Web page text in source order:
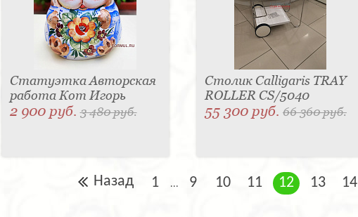
Статуэтка Авторская
работа Кот Игорь
2 900 руб.3 480 руб.
Столик Calligaris TRAY
ROLLER CS/5040
55 300 руб. 66 360 руб.
Назад 1 ... 9 10 11 12 13 14